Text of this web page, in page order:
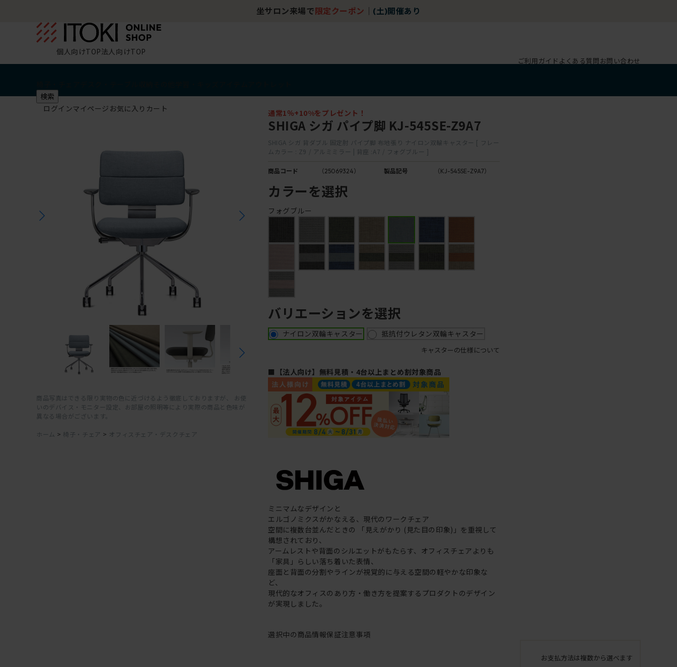
坐サロン来場で 限定クーポン (土)開催あり
個人向けTOP法人向けTOP
ご利用ガイド よくある質問お問い合わせ
検索
ログインマイページ お気に入り カート
商品写真はできる限り実物の色に近づけるよう徹底しておりますが、 お使
いのデバイス・モニター設定、お部屋の照明等により実際の商品と色味が
異なる場合がございます。
ホーム > 椅子・チェア > オフィスチェア・デスクチェア
通常1％+10%をプレゼント！
SHIGA シガ パイプ脚 KJ-545SE-Z9A7
SHIGA シガ 背ダブル 固定肘 パイプ脚 布地張り ナイロン双輪キャスター [ フレー
ムカラー : Z9 / アルミミラー | 背座 :A7 / フォグブルー ]
商品コード （25069324） 製品記号 （KJ-545SE-Z9A7）
カラーを選択
フォグブルー
バリエーションを選択
ナイロン双輪キャスター 抵抗付ウレタン双輪キャスター
キャスターの仕様について
■【法人向け】無料見積・4台以上まとめ割対象商品
ミニマムなデザインと
エルゴノミクスがかなえる、現代のワークチェア
空間に複数台並んだときの 「見えがかり (見た目の印象)」を重視して
構想されており、
アームレストや背面のシルエットがもたらす、オフィスチェアよりも
「家具」らしい落ち着いた表情、
座面と背面の分割やラインが視覚的に与える空間の軽やかな印象な
ど、
現代的なオフィスのあり方・働き方を提案するプロダクトのデザイン
が実現しました。
選択中の商品情報保証注意事項
お支払方法は複数から選べます